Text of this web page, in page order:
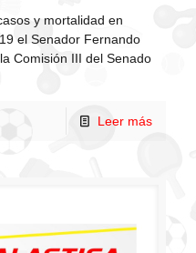
y mortalidad en
el Senador Fernando
Comisión III del Senado
Leer más